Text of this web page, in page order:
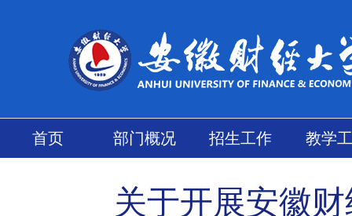
首页 部门概况 招生工作 教学
关于开展安徽